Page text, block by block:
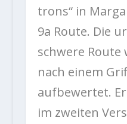
trons“ in
9a Route. Die
schwere Route
nach einem
aufbewertet.
im zweiten